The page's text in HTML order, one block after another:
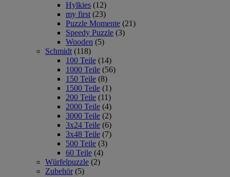
Hylkies (12)
my first (23)
Puzzle Momente (21)
Speedy Puzzle (3)
Wooden (5)
Schmidt (118)
100 Teile (14)
1000 Teile (56)
150 Teile (8)
1500 Teile (1)
200 Teile (11)
2000 Teile (4)
3000 Teile (2)
3x24 Teile (6)
3x48 Teile (7)
500 Teile (3)
60 Teile (4)
Würfelpuzzle (2)
Zubehör (5)